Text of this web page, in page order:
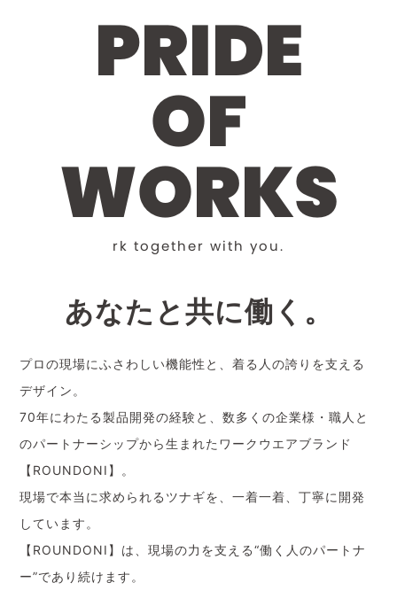
PRIDE
OF
WORKS
rk together with you.
あなたと共に働く。
プロの現場にふさわしい機能性と、着る人の誇りを支える
デザイン。
70年にわたる製品開発の経験と、数多くの企業様・職人と
のパートナーシップから生まれたワークウエアブランド
【ROUNDONI】。
現場で本当に求められるツナギを、一着一着、丁寧に開発
しています。
【ROUNDONI】は、現場の力を支える“働く人のパートナ
ー”であり続けます。